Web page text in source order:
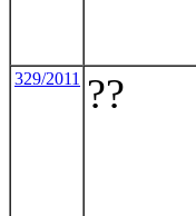
329/2011 ??